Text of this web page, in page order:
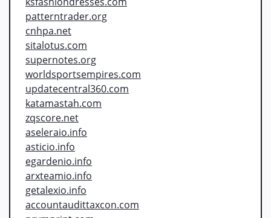
patterntrader.org
cnhpa.net
sitalotus.com
supernotes.org
worldsportsempires.com
updatecentral360.com
katamastah.com
zqscore.net
aseleraio.info
asticio.info
egardenio.info
arxteamio.info
getalexio.info
accountaudittaxcon.com